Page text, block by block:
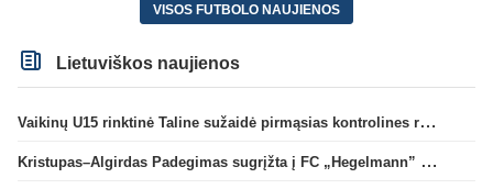
VISOS FUTBOLO NAUJIENOS
Lietuviškos naujienos
Vaikinų U15 rinktinė Taline sužaidė pirmąsias kontrolines rungtynes
Kristupas–Algirdas Padegimas sugrįžta į FC „Hegelmann” B sudėtį